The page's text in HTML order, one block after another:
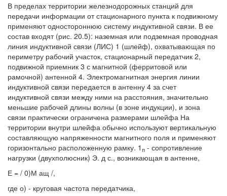
В пределах территории железнодорожных станций для
передачи информации от стационарного пункта к подвижному
применяют одностороннюю систему индуктивной связи. В ее
состав входят (рис. 20.5): наземная или подземная проводная
линия индуктивной связи (ЛИС) 1 (шлейф), охватывающая по
периметру рабочий участок, стационарный передатчик 2,
подвижной приемник 3 с магнитной (ферритовой или
рамочной) антенной 4. Электромагнитная энергия линии
индуктивной связи передается в антенну 4 за счет
индуктивной связи между ними на расстояния, значительно
меньшие рабочей длины волны (в зоне индукции), и зона
связи практически ограничена размерами шлейфа На
территории внутри шлейфа обычно используют вертикальную
составляющую напряженности магнитного поля и применяют
горизонтально расположенную рамку. 1 п - сопротивление
нагрузки (двухполюсник) Э. д с., возникающая в антенне,
Е = / 0)М ащ /,
где о) - круговая частота передатчика,